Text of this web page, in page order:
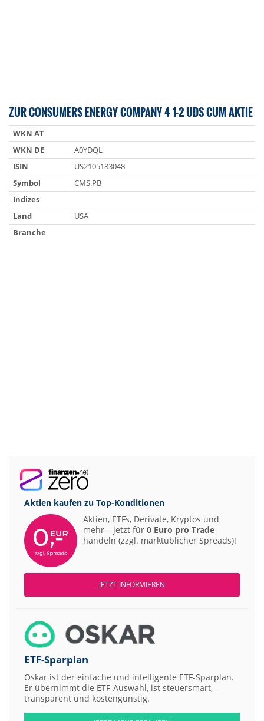
ZUR CONSUMERS ENERGY COMPANY 4 1-2 UDS CUM AKTIE
WKN AT
WKN DE
A0YDQL
ISIN
US2105183048
Symbol
CMS.PB
Indizes
Land
USA
Branche
Aktien kaufen zu Top-Konditionen
Aktien, ETFs, Derivate, Kryptos und
mehr – jetzt für 0 Euro pro Trade
handeln (zzgl. marktüblicher Spreads)!
JETZT INFORMIEREN
ETF-Sparplan
Oskar ist der einfache und intelligente ETF-Sparplan.
Er übernimmt die ETF-Auswahl, ist steuersmart,
transparent und kostengünstig.